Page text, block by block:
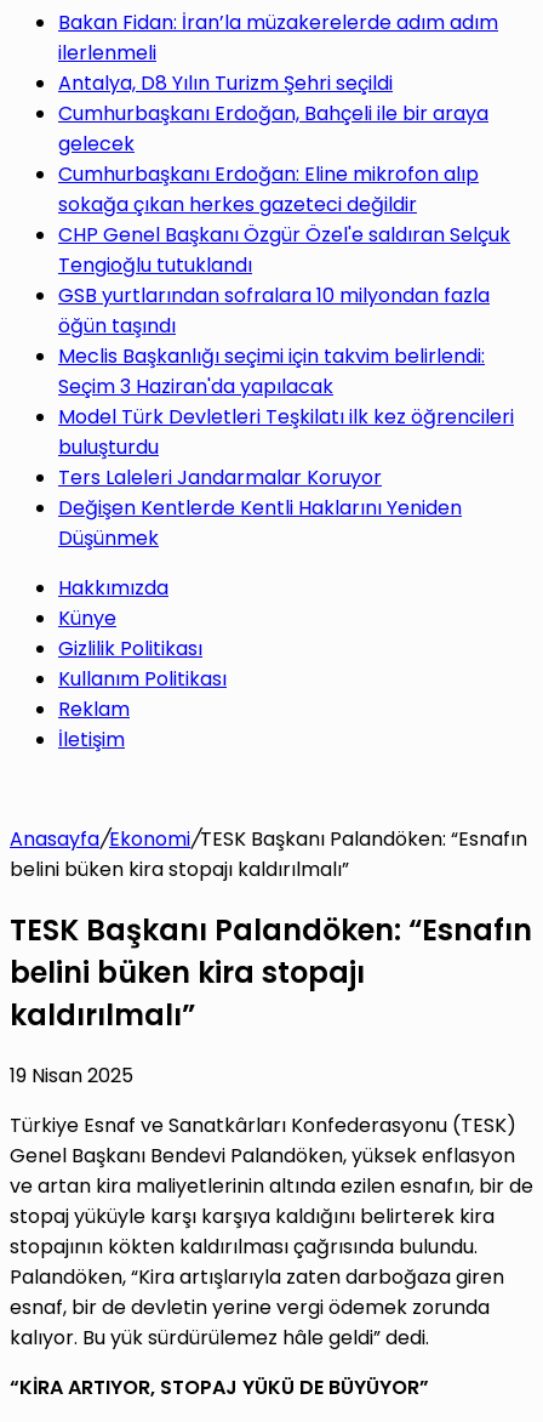
yap
...
Bakan Fidan: İran’la müzakerelerde adım adım
ilerlenmeli
Antalya, D8 Yılın Turizm Şehri seçildi
Cumhurbaşkanı Erdoğan, Bahçeli ile bir araya
gelecek
Cumhurbaşkanı Erdoğan: Eline mikrofon alıp
sokağa çıkan herkes gazeteci değildir
CHP Genel Başkanı Özgür Özel'e saldıran Selçuk
Tengioğlu tutuklandı
GSB yurtlarından sofralara 10 milyondan fazla
öğün taşındı
Meclis Başkanlığı seçimi için takvim belirlendi:
Seçim 3 Haziran'da yapılacak
Model Türk Devletleri Teşkilatı ilk kez öğrencileri
buluşturdu
Ters Laleleri Jandarmalar Koruyor
Değişen Kentlerde Kentli Haklarını Yeniden
Düşünmek
Hakkımızda
Künye
Gizlilik Politikası
Kullanım Politikası
Reklam
İletişim
Anasayfa/Ekonomi/TESK Başkanı Palandöken: “Esnafın
belini büken kira stopajı kaldırılmalı”
TESK Başkanı Palandöken: “Esnafın
belini büken kira stopajı
kaldırılmalı”
19 Nisan 2025
Türkiye Esnaf ve Sanatkârları Konfederasyonu (TESK)
Genel Başkanı Bendevi Palandöken, yüksek enflasyon
ve artan kira maliyetlerinin altında ezilen esnafın, bir de
stopaj yüküyle karşı karşıya kaldığını belirterek kira
stopajının kökten kaldırılması çağrısında bulundu.
Palandöken, “Kira artışlarıyla zaten darboğaza giren
esnaf, bir de devletin yerine vergi ödemek zorunda
kalıyor. Bu yük sürdürülemez hâle geldi” dedi.
“KİRA ARTIYOR, STOPAJ YÜKÜ DE BÜYÜYOR”